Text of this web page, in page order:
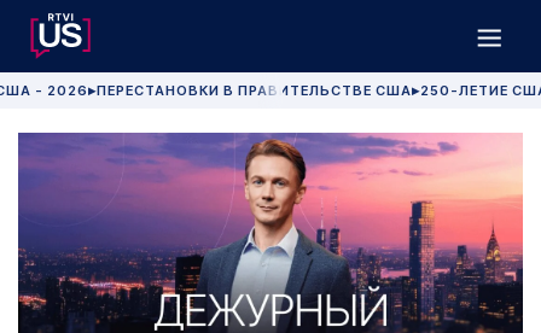
- 2026 ▶ПЕРЕСТАНОВКИ В ПРАВИТЕЛЬСТВЕ США▶250-ЛЕТИЕ